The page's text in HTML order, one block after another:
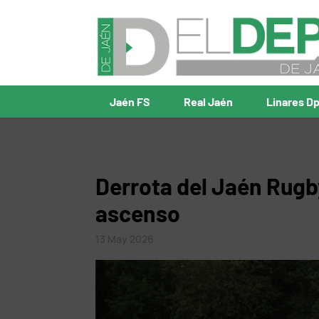
Jaén FS Real Jaén Linares
Derrota del Jaén
ascenso